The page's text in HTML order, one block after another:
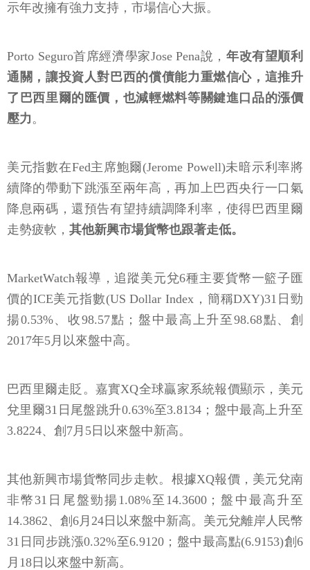
示年改擁有強力支持，市場信心大振。
Porto Seguro首席經濟學家Jose Pena說，年改有望順利
通關，讓投資人對巴西的償債能力重燃信心，這推升
了巴西里爾的匯價，也減輕燃料等關鍵進口品的漲價
壓力 。
美元指數在Fed主席鮑爾(Jerome Powell)未暗示利率將
續降的帶動下跳漲至兩年高，再加上巴西央行一口氣
降息兩碼，還預告有望持續調降利率，使得巴西里爾
走勢疲軟， 其他新興市場貨幣也跟著走低。
MarketWatch報導，追蹤美元兌6種主要貨幣一籃子匯
價的ICE美元指數(US Dollar Index，簡稱DXY)31日勁
揚0.53%、收98.57點；盤中最高上升至98.68點、創
2017年5月以來盤中高。
巴西里爾走貶。嘉實XQ全球贏家系統報價顯示，美元
兌里爾31日尾盤跳升0.63%至3.8134；盤中最高上升至
3.8224、創7月5日以來盤中新高。
其他新興市場貨幣同步走軟。根據XQ報價，美元兌南
非幣31日尾盤勁揚1.08%至14.3600；盤中最高升至
14.3862、創6月24日以來盤中新高。美元兌離岸人民幣
31日同步跳漲0.32%至6.9120；盤中最高點(6.9153)創6
月18日以來盤中新高。